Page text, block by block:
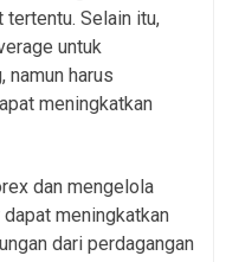
tertentu. Selain itu,
untuk
namun harus
meningkatkan
dan mengelola
meningkatkan
dari perdagangan